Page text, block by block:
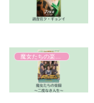
魔女たちの楽園 二度なき人生